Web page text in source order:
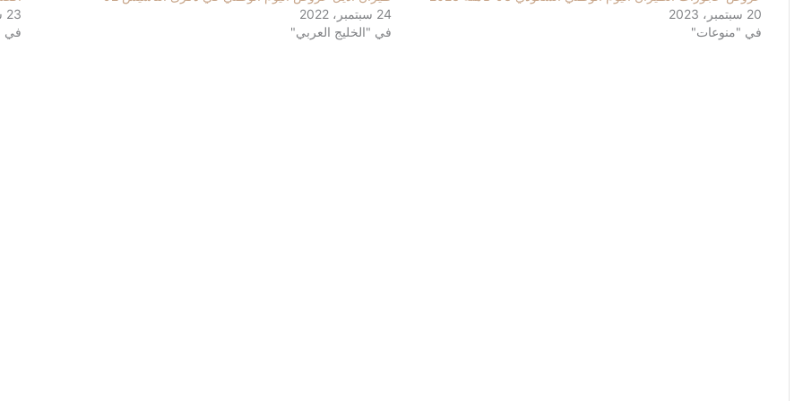
20 سبتمبر، 2023
في "منوعات"
24 سبتمبر، 2022
في "الخليج العربي"
23 سبتمبر، 2023
في